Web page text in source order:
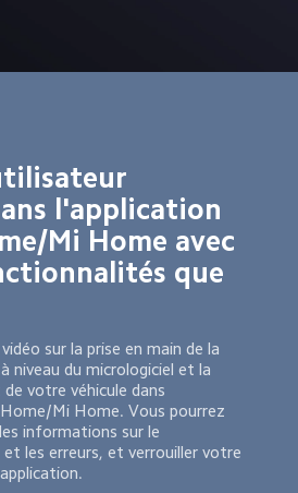
l'application
Mi Home avec
que
sur la prise en main de la
niveau du micrologiciel et la
votre véhicule dans
Mi Home. Vous pourrez
informations sur le
les erreurs, et verrouiller votre